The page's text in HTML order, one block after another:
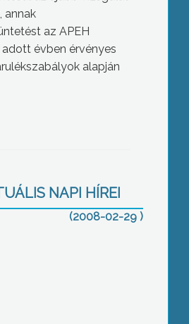
annak
az APEH
évben érvényes
alapján
NAPI HÍREI
(2008-02-29 )